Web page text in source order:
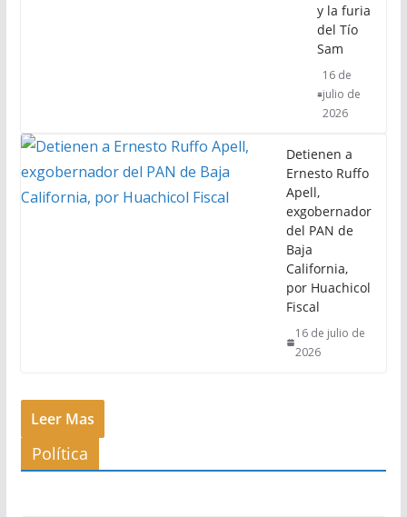
y la furia
del Tío
Sam
16 de
julio de
2026
Detienen a
Ernesto Ruffo
Apell,
exgobernador
del PAN de
Baja
California,
por Huachicol
Fiscal
16 de julio de
2026
Leer Mas
Política